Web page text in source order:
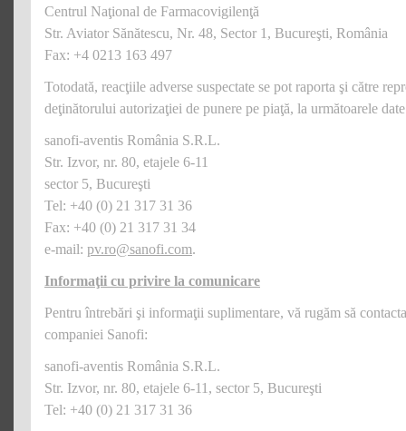
Centrul Naţional de Farmacovigilenţă
Str. Aviator Sănătescu, Nr. 48, Sector 1, Bucureşti, România
Fax: +4 0213 163 497
Totodată, reacţiile adverse suspectate se pot raporta şi către
deţinătorului autorizaţiei de punere pe piaţă, la următoarele
sanofi-aventis România S.R.L.
Str. Izvor, nr. 80, etajele 6-11
sector 5, Bucureşti
Tel: +40 (0) 21 317 31 36
Fax: +40 (0) 21 317 31 34
e-mail: pv.ro@sanofi.com.
Informaţii cu privire la comunicare
Pentru întrebări şi informaţii suplimentare, vă rugăm să
companiei Sanofi:
sanofi-aventis România S.R.L.
Str. Izvor, nr. 80, etajele 6-11, sector 5, Bucureşti
Tel: +40 (0) 21 317 31 36